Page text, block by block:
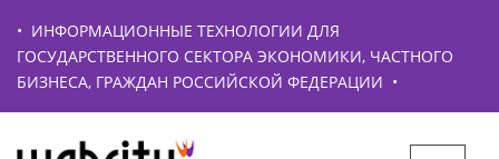
• ИНФОРМАЦИОННЫЕ ТЕХНОЛОГИИ ДЛЯ
ГОСУДАРСТВЕННОГО СЕКТОРА ЭКОНОМИКИ, ЧАСТНОГО
БИЗНЕСА, ГРАЖДАН РОССИЙСКОЙ ФЕДЕРАЦИИ •